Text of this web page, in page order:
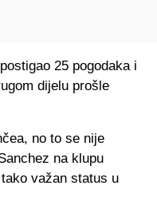
25 pogodaka i
dijelu prošle
no to se nije
na klupu
važan status u